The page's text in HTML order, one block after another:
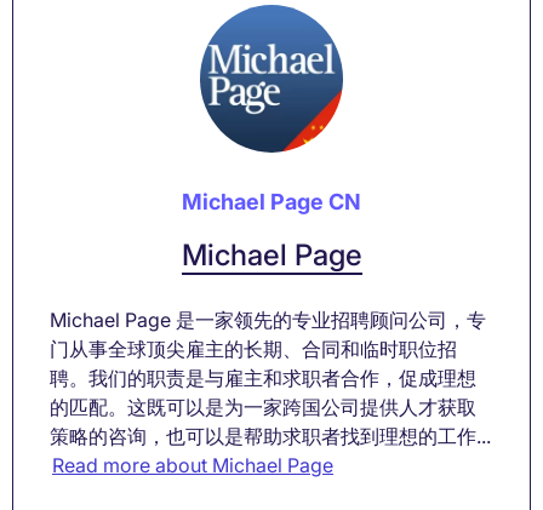
Michael Page CN
Michael Page
Michael Page 是一家领先的专业招聘顾问公司，专
门从事全球顶尖雇主的长期、合同和临时职位招
聘。我们的职责是与雇主和求职者合作，促成理想
的匹配。这既可以是为一家跨国公司提供人才获取
策略的咨询，也可以是帮助求职者找到理想的工作...
Read more about Michael Page